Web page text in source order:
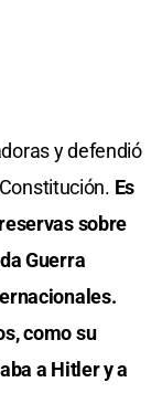
y defendió
Es
sobre
Guerra
como su
a Hitler y a